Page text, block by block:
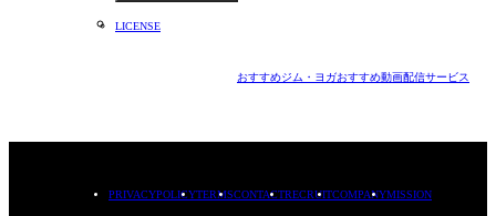
LICENSE
おすすめジム・ヨガおすすめ動画配信サービス
PRIVACYPOLICYTERMSCONTACTRECRUITCOMPANYMISSION